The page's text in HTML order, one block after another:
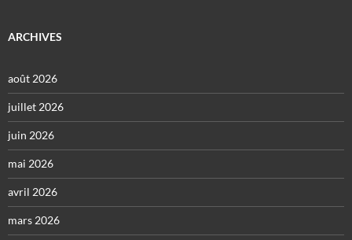
ARCHIVES
août 2026
juillet 2026
juin 2026
mai 2026
avril 2026
mars 2026